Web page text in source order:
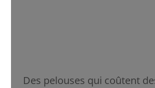
Des pelouses qui coûtent